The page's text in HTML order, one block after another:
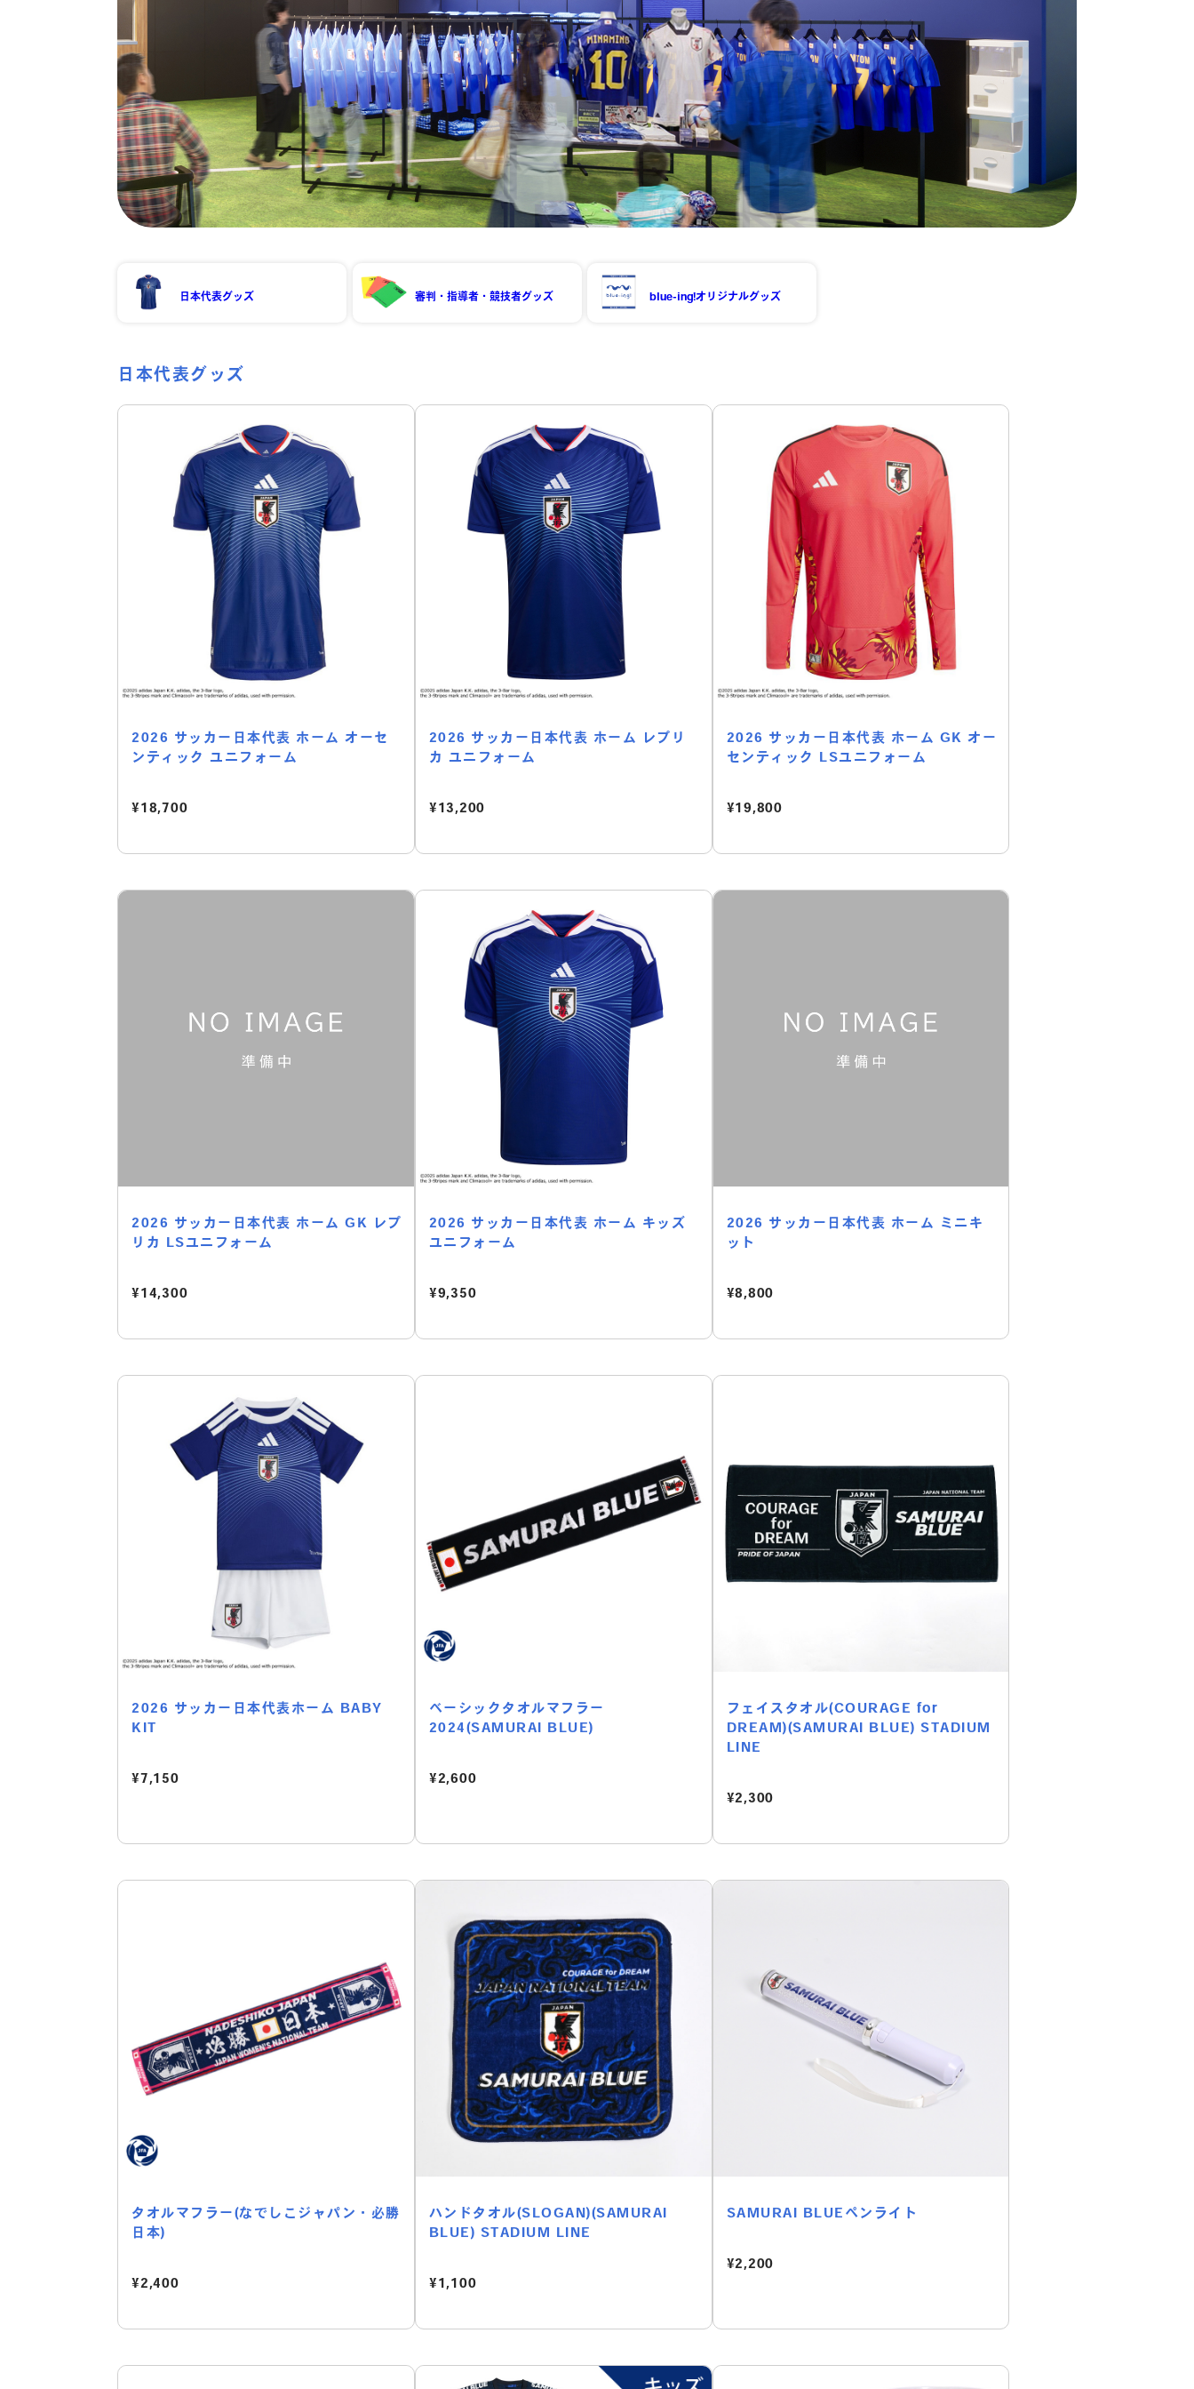
日本代表グッズ 審判・指導者・競技者グッズ blue-ing!オリジナルグッズ
日本代表グッズ
2026 サッカー日本代表 ホーム オーセ
ンティック ユニフォーム
¥18,700
2026 サッカー日本代表 ホーム レプリ
カ ユニフォーム
¥13,200
2026 サッカー日本代表 ホーム GK オー
センティック LSユニフォーム
¥19,800
2026 サッカー日本代表 ホーム GK レプ
リカ LSユニフォーム
¥14,300
2026 サッカー日本代表 ホーム キッズ
ユニフォーム
¥9,350
2026 サッカー日本代表 ホーム ミニキ
ット
¥8,800
2026 サッカー日本代表ホーム BABY
KIT
¥7,150
ベーシックタオルマフラー
2024(SAMURAI BLUE)
¥2,600
フェイスタオル(COURAGE for
DREAM)(SAMURAI BLUE) STADIUM
LINE
¥2,300
タオルマフラー(なでしこジャパン・必勝
日本)
¥2,400
ハンドタオル(SLOGAN)(SAMURAI
BLUE) STADIUM LINE
¥1,100
SAMURAI BLUEペンライト
¥2,200